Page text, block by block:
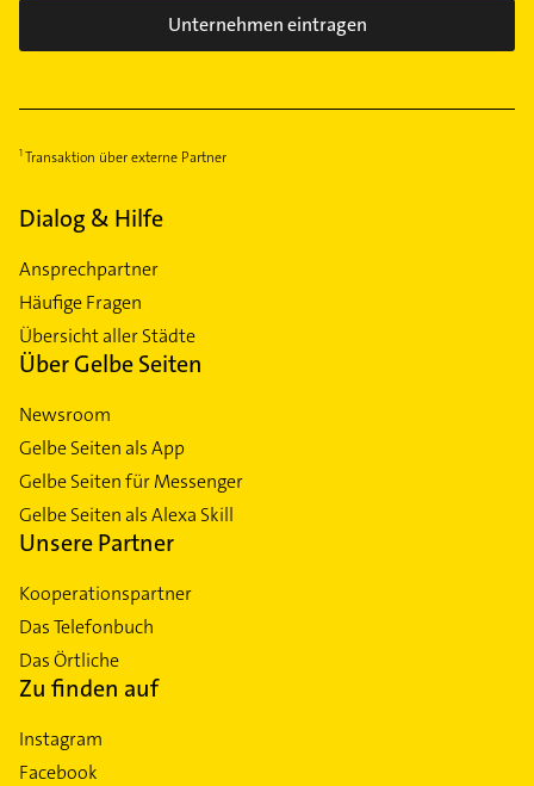
Unternehmen eintragen
Transaktion über externe Partner
Dialog & Hilfe
Ansprechpartner
Häufige Fragen
Übersicht aller Städte
Über Gelbe Seiten
Newsroom
Gelbe Seiten als App
Gelbe Seiten für Messenger
Gelbe Seiten als Alexa Skill
Unsere Partner
Kooperationspartner
Das Telefonbuch
Das Örtliche
Zu finden auf
Instagram
Facebook